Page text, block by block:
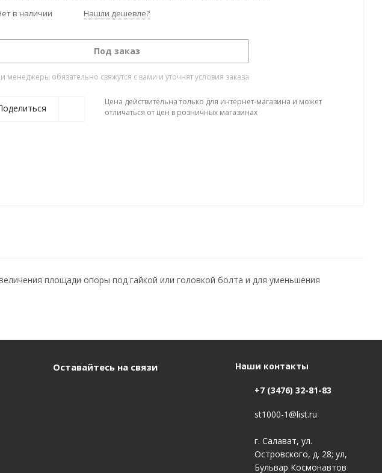
в наличии Нашли дешевле?
Под заказ
менеджеры обязательно свяжутся с вами и уточнят условия заказа
Цена действительна только для интернет-магазина и может
отличаться от цен в розничных магазинах
площади опоры под гайкой или головкой болта и для уменьшения
Оставайтесь на связи Наши контакты
+7 (3476) 32-81-83
st1000-1@list.ru
г. Салават, ул.
Островского, д. 28; ул,
Бульвар Космонавтов